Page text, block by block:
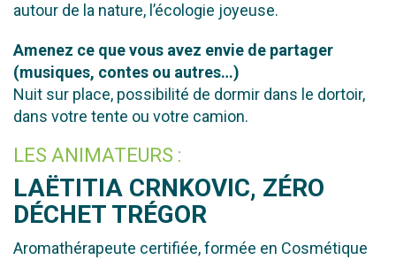
autour de la nature, l’écologie joyeuse.
Amenez ce que vous avez envie de partager
(musiques, contes ou autres…)
Nuit sur place, possibilité de dormir dans le dortoir,
dans votre tente ou votre camion.
LES ANIMATEURS :
LAËTITIA CRNKOVIC, ZÉRO
DÉCHET TRÉGOR
Aromathérapeute certifiée, formée en Cosmétique